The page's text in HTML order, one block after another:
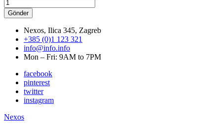
Nexos, Ilica 345, Zagreb
+385 (0)1 123 321
info@info.info
Mon – Fri: 9AM to 7PM
facebook
pinterest
twitter
instagram
Nexos